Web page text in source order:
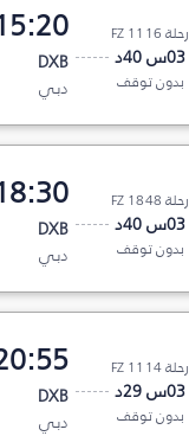
رحلة FZ 1116
03س 40د
بدون توقف
DXB
دبي
رحلة FZ 1848
03س 40د
بدون توقف
DXB
دبي
رحلة FZ 1114
03س 29د
بدون توقف
DXB
دبي